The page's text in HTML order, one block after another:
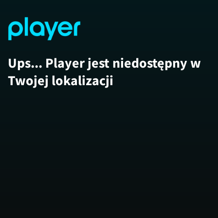
Ups... Player jest niedostępny w
Twojej lokalizacji